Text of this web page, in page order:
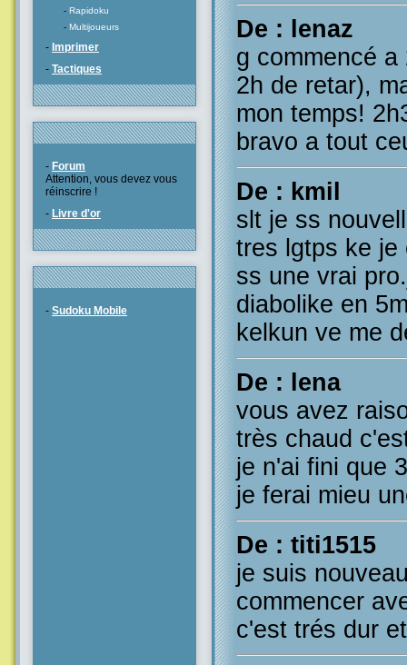
- Rapidoku
- Multijoueurs
- Imprimer
- Tactiques
- Forum
Attention, vous devez vous
réinscrire !
- Livre d'or
- Sudoku Mobile
De : lenaz
g commencé
2h de retar),
mon temps!
bravo a tout
De : kmil
slt je ss
tres lgtps ke je
ss une vrai
diabolike en
kelkun ve me
De : lena
vous avez
très chaud
je n'ai fini que
je ferai mieu
De : titi1515
je suis
commencer
c'est trés dur